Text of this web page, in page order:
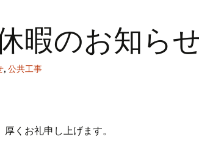
暇のお知らせ
, 公共工事
くお礼申し上げます。